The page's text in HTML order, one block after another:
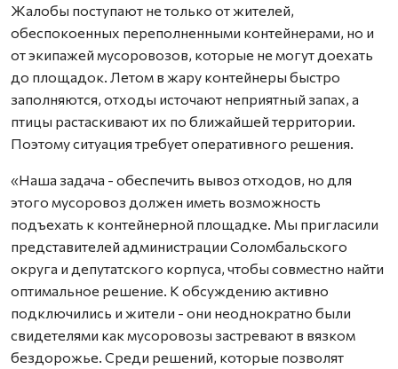
Жалобы поступают не только от жителей,
обеспокоенных переполненными контейнерами, но и
от экипажей мусоровозов, которые не могут доехать
до площадок. Летом в жару контейнеры быстро
заполняются, отходы источают неприятный запах, а
птицы растаскивают их по ближайшей территории.
Поэтому ситуация требует оперативного решения.
«Наша задача - обеспечить вывоз отходов, но для
этого мусоровоз должен иметь возможность
подъехать к контейнерной площадке. Мы пригласили
представителей администрации Соломбальского
округа и депутатского корпуса, чтобы совместно найти
оптимальное решение. К обсуждению активно
подключились и жители - они неоднократно были
свидетелями как мусоровозы застревают в вязком
бездорожье. Среди решений, которые позволят